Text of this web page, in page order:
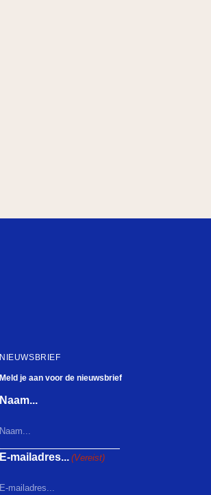
NIEUWSBRIEF
Meld je aan voor de nieuwsbrief
Naam...
E-mailadres... (Vereist)